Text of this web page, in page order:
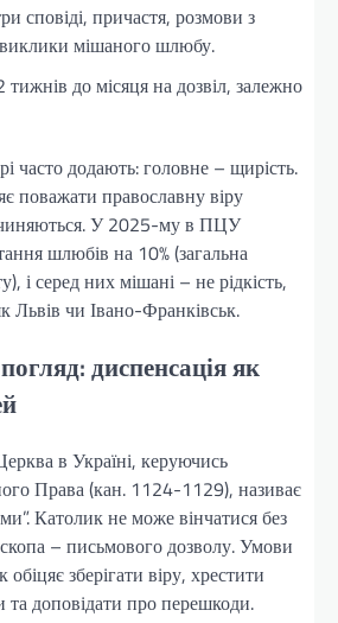
сповіді, причастя, розмови з
мішаного шлюбу.
тижнів до місяця на дозвіл, залежно
часто додають: головне – щирість.
поважати православну віру
У 2025-му в ПЦУ
шлюбів на 10% (загальна
і серед них мішані – не рідкість,
Львів чи Івано-Франківськ.
диспенсація як
в Україні, керуючись
Права (кан. 1124-1129), називає
Католик не може вінчатися без
– письмового дозволу. Умови
зберігати віру, хрестити
та доповідати про перешкоди.